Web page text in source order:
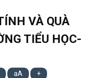
VÀ QUÀ
TIỂU HỌC-
aA +